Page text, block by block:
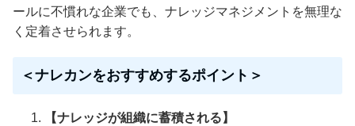
ールに不慣れな企業でも、ナレッジマネジメントを無理な
く定着させられます。
＜ナレカンをおすすめするポイント＞
【ナレッジが組織に蓄積される】